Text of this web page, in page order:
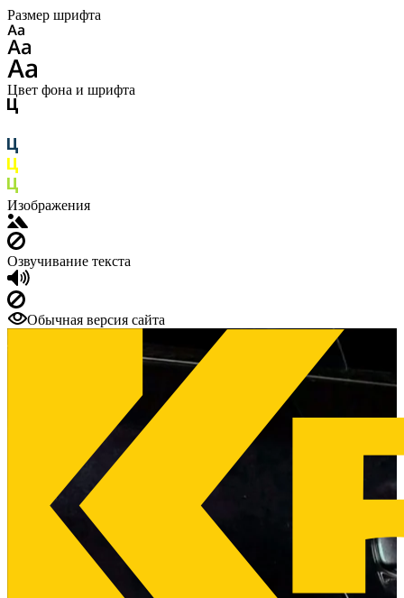
Размер шрифта
Цвет фона и шрифта
Изображения
Озвучивание текста
Обычная версия сайта